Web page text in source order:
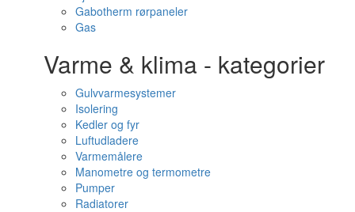
Gabotherm rørpaneler
Gas
Varme & klima - kategorier
Gulvvarmesystemer
Isolering
Kedler og fyr
Luftudladere
Varmemålere
Manometre og termometre
Pumper
Radiatorer